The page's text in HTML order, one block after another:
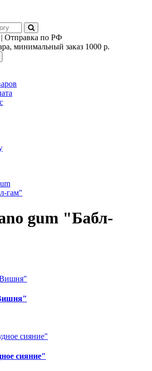
Отправка по РФ
минимальный заказ 1000 р.
гам"
gum "Бабл-
сияние"